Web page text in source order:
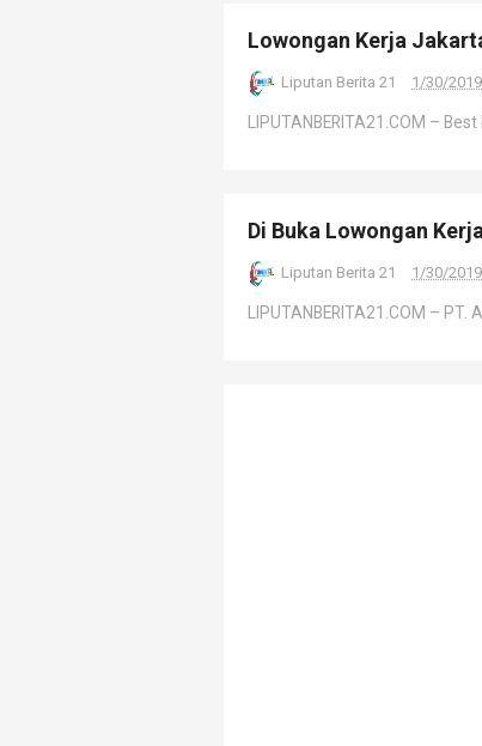
Lowongan Kerja
Liputan Berita 21 1/30/2019
LIPUTANBERITA21.COM –
Di Buka Lowongan
Liputan Berita 21 1/30/2019
LIPUTANBERITA21.COM – PT.